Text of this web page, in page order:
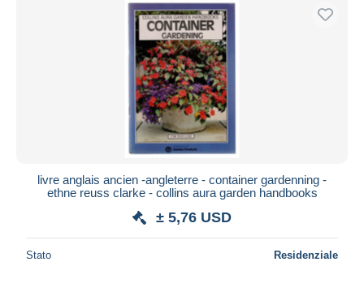
livre anglais ancien -angleterre - container gardenning -
ethne reuss clarke - collins aura garden handbooks
± 5,76 USD
Stato Residenziale